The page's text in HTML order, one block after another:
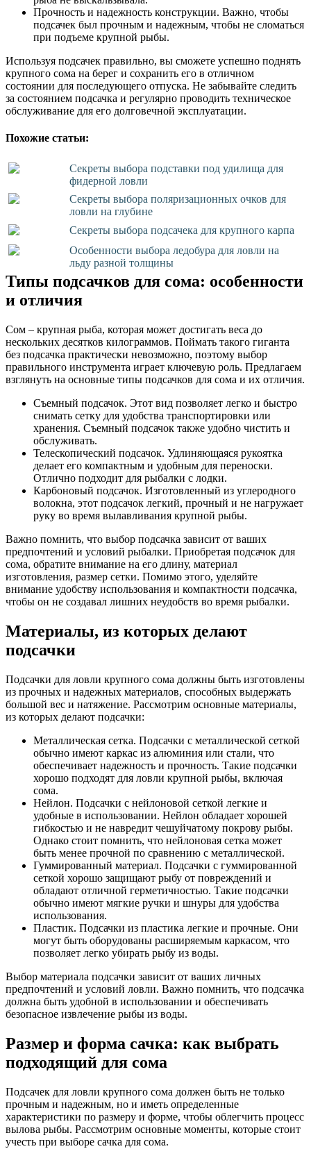
Прочность и надежность конструкции. Важно, чтобы
подсачек был прочным и надежным, чтобы не сломаться
при подъеме крупной рыбы.
Используя подсачек правильно, вы сможете успешно поднять
крупного сома на берег и сохранить его в отличном
состоянии для последующего отпуска. Не забывайте следить
за состоянием подсачка и регулярно проводить техническое
обслуживание для его долговечной эксплуатации.
Похожие статьи:
Секреты выбора подставки под удилища для
фидерной ловли
Секреты выбора поляризационных очков для
ловли на глубине
Секреты выбора подсачека для крупного карпа
Особенности выбора ледобура для ловли на
льду разной толщины
Типы подсачков для сома: особенности
и отличия
Сом – крупная рыба, которая может достигать веса до
нескольких десятков килограммов. Поймать такого гиганта
без подсачка практически невозможно, поэтому выбор
правильного инструмента играет ключевую роль. Предлагаем
взглянуть на основные типы подсачков для сома и их отличия.
Съемный подсачок. Этот вид позволяет легко и быстро
снимать сетку для удобства транспортировки или
хранения. Съемный подсачок также удобно чистить и
обслуживать.
Телескопический подсачок. Удлиняющаяся рукоятка
делает его компактным и удобным для переноски.
Отлично подходит для рыбалки с лодки.
Карбоновый подсачок. Изготовленный из углеродного
волокна, этот подсачок легкий, прочный и не нагружает
руку во время вылавливания крупной рыбы.
Важно помнить, что выбор подсачка зависит от ваших
предпочтений и условий рыбалки. Приобретая подсачок для
сома, обратите внимание на его длину, материал
изготовления, размер сетки. Помимо этого, уделяйте
внимание удобству использования и компактности подсачка,
чтобы он не создавал лишних неудобств во время рыбалки.
Материалы, из которых делают
подсачки
Подсачки для ловли крупного сома должны быть изготовлены
из прочных и надежных материалов, способных выдержать
большой вес и натяжение. Рассмотрим основные материалы,
из которых делают подсачки:
Металлическая сетка. Подсачки с металлической сеткой
обычно имеют каркас из алюминия или стали, что
обеспечивает надежность и прочность. Такие подсачки
хорошо подходят для ловли крупной рыбы, включая
сома.
Нейлон. Подсачки с нейлоновой сеткой легкие и
удобные в использовании. Нейлон обладает хорошей
гибкостью и не навредит чешуйчатому покрову рыбы.
Однако стоит помнить, что нейлоновая сетка может
быть менее прочной по сравнению с металлической.
Гуммированный материал. Подсачки с гуммированной
сеткой хорошо защищают рыбу от повреждений и
обладают отличной герметичностью. Такие подсачки
обычно имеют мягкие ручки и шнуры для удобства
использования.
Пластик. Подсачки из пластика легкие и прочные. Они
могут быть оборудованы расширяемым каркасом, что
позволяет легко убирать рыбу из воды.
Выбор материала подсачки зависит от ваших личных
предпочтений и условий ловли. Важно помнить, что подсачка
должна быть удобной в использовании и обеспечивать
безопасное извлечение рыбы из воды.
Размер и форма сачка: как выбрать
подходящий для сома
Подсачек для ловли крупного сома должен быть не только
прочным и надежным, но и иметь определенные
характеристики по размеру и форме, чтобы облегчить процесс
вылова рыбы. Рассмотрим основные моменты, которые стоит
учесть при выборе сачка для сома.